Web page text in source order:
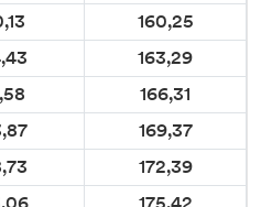
160,25
163,29
166,31
169,37
172,39